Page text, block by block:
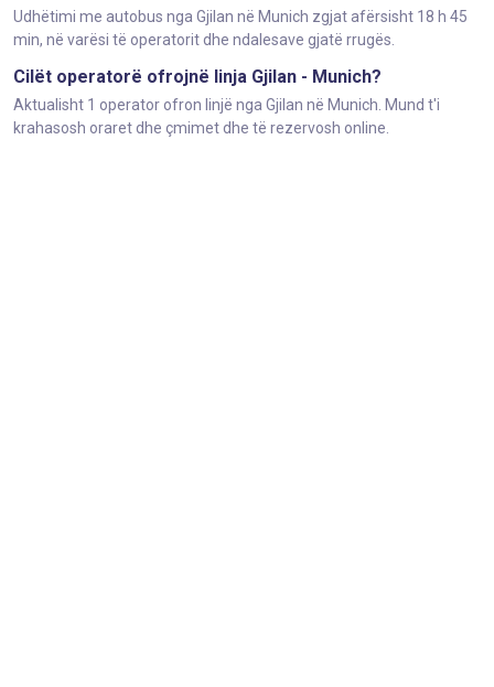
Udhëtimi me autobus nga Gjilan në Munich zgjat afërsisht 18 h 45
min, në varësi të operatorit dhe ndalesave gjatë rrugës.
Cilët operatorë ofrojnë linja Gjilan - Munich?
Aktualisht 1 operator ofron linjë nga Gjilan në Munich. Mund t'i
krahasosh oraret dhe çmimet dhe të rezervosh online.